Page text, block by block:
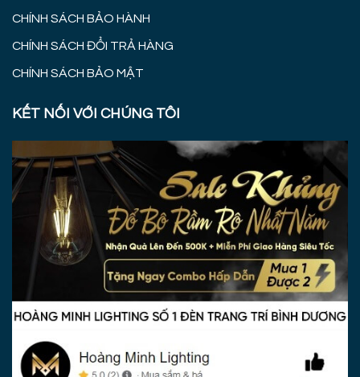
CHÍNH SÁCH BẢO HÀNH
CHÍNH SÁCH ĐỔI TRẢ HÀNG
CHÍNH SÁCH BẢO MẬT
KẾT NỐI VỚI CHÚNG TÔI